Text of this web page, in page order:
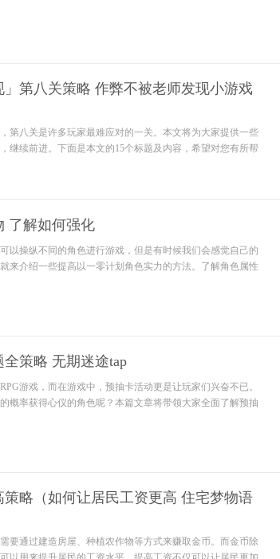
」第八关策略 作弊不被老师发现小游戏
第八关是许多玩家最难应对的一关。本文将为大家提供一些
继续前进。下面是本文的15个标题及内容，希望对您有所帮
了解如何强化
以操纵不同的角色进行游戏，但是有时候我们会感觉自己的
来介绍一些提高以一零计划角色实力的方法。了解角色属性
策略 无期迷途tap
游戏，而在游戏中，预抽卡活动更是让玩家们兴奋不已。
概率获得心仪的角色呢？本篇文章将带领大家全面了解预抽
策略（如何让居民工资更高 住宅梦物语
要通过建造房屋、种植农作物等方式来赚取金币。而金币除